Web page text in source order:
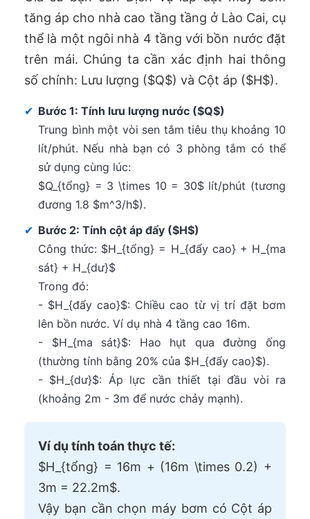
tăng áp cho nhà cao tầng tầng ở Lào Cai, cụ
thể là một ngôi nhà 4 tầng với bồn nước đặt
trên mái. Chúng ta cần xác định hai thông
số chính: Lưu lượng ($Q$) và Cột áp ($H$).
✔ Bước 1: Tính lưu lượng nước ($Q$)
Trung bình một vòi sen tắm tiêu thụ khoảng 10
lít/phút. Nếu nhà bạn có 3 phòng tắm có thể
sử dụng cùng lúc:
$Q_{tổng} = 3 \times 10 = 30$ lít/phút (tương
đương 1.8 $m^3/h$).
✔ Bước 2: Tính cột áp đẩy ($H$)
Công thức: $H_{tổng} = H_{đẩy cao} + H_{ma
sát} + H_{dư}$
Trong đó:
- $H_{đẩy cao}$: Chiều cao từ vị trí đặt bơm
lên bồn nước. Ví dụ nhà 4 tầng cao 16m.
- $H_{ma sát}$: Hao hụt qua đường ống
(thường tính bằng 20% của $H_{đẩy cao}$).
- $H_{dư}$: Áp lực cần thiết tại đầu vòi ra
(khoảng 2m - 3m để nước chảy mạnh).
Ví dụ tính toán thực tế:
$H_{tổng} = 16m + (16m \times 0.2) +
3m = 22.2m$.
Vậy bạn cần chọn máy bơm có Cột áp